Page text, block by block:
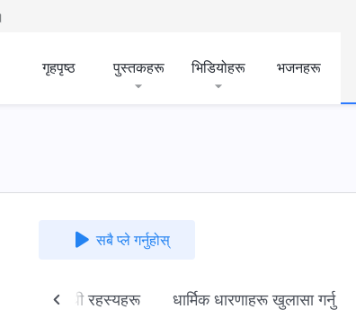
गृहपृष्ठ पुस्तकहरू भिडियोहरू भजनहरू
सबै प्ले गर्नुहोस्
बाइबल सम्‍बन्धी रहस्यहरू धार्मिक धारणाहरू खुलासा गर्नु